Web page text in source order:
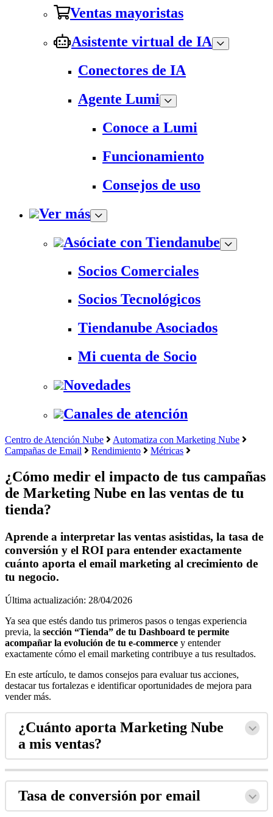
Ventas mayoristas
Asistente virtual de IA
Conectores de IA
Agente Lumi
Conoce a Lumi
Funcionamiento
Consejos de uso
Ver más
Asóciate con Tiendanube
Socios Comerciales
Socios Tecnológicos
Tiendanube Asociados
Mi cuenta de Socio
Novedades
Canales de atención
Centro de Atención Nube
Automatiza con Marketing Nube
Campañas de Email
Rendimiento Métricas
¿Cómo medir el impacto de tus campañas
de Marketing Nube en las ventas de tu
tienda?
Aprende a interpretar las ventas asistidas, la tasa de
conversión y el ROI para entender exactamente
cuánto aporta el email marketing al crecimiento de
tu negocio.
Última actualización: 28/04/2026
Ya sea que estés dando tus primeros pasos o tengas experiencia
previa, la sección “Tienda” de tu Dashboard te permite
acompañar la evolución de tu e-commerce y entender
exactamente cómo el email marketing contribuye a tus resultados.
En este artículo, te damos consejos para evaluar tus acciones,
destacar tus fortalezas e identificar oportunidades de mejora para
vender más.
¿Cuánto aporta Marketing Nube
a mis ventas?
Tasa de conversión por email